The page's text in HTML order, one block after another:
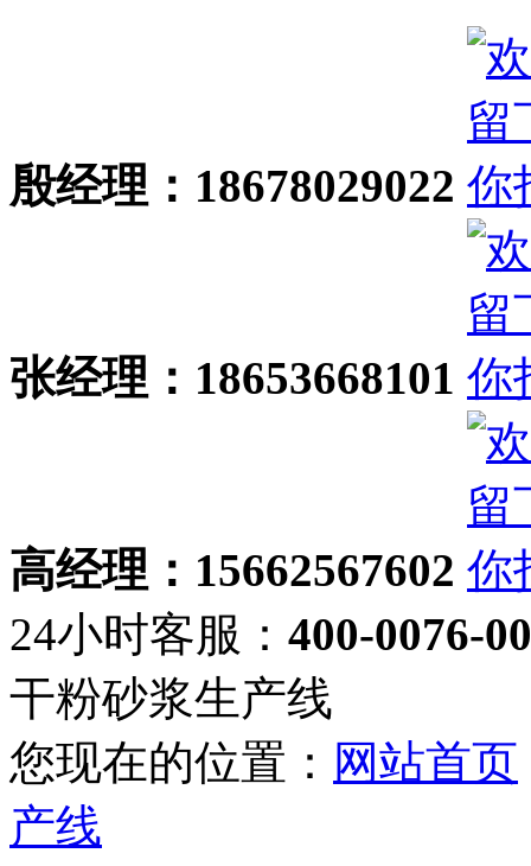
殷经理：18678029022
张经理：18653668101
高经理：15662567602
24小时客服： 400-0076-
干粉砂浆生产线
您现在的位置： 网站首页
产线